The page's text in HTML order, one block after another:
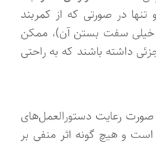
در صورتی که از کمربند
خیلی سفت بستن آن)، ممکن
داشته باشند که به راحتی
رعایت دستورالعمل‌های
و هیچ گونه اثر منفی بر